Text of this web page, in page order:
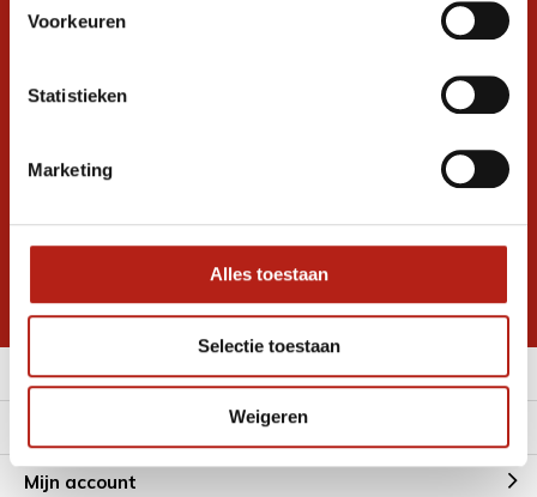
Voorkeuren
Statistieken
Marketing
Alles toestaan
Selectie toestaan
Weigeren
graag verder. 24/7
Ontvang de nieuwste aanbiedingen en
Inschrijven voor
* Lees hier de wettelijke beperkingen
Meer informatie
Mijn account